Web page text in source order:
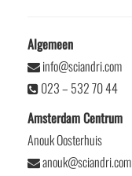
Algemeen
info@sciandri.com
023 – 532 70 44
Amsterdam Centrum
Anouk Oosterhuis
anouk@sciandri.com